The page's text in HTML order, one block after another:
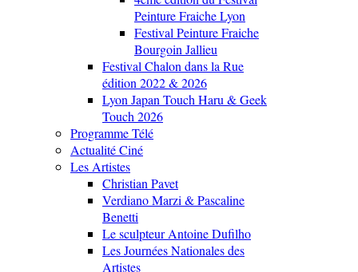
Peinture Fraiche Lyon
Festival Peinture Fraiche
Bourgoin Jallieu
Festival Chalon dans la Rue
édition 2022 & 2026
Lyon Japan Touch Haru & Geek
Touch 2026
Programme Télé
Actualité Ciné
Les Artistes
Christian Pavet
Verdiano Marzi & Pascaline
Benetti
Le sculpteur Antoine Dufilho
Les Journées Nationales des
Artistes